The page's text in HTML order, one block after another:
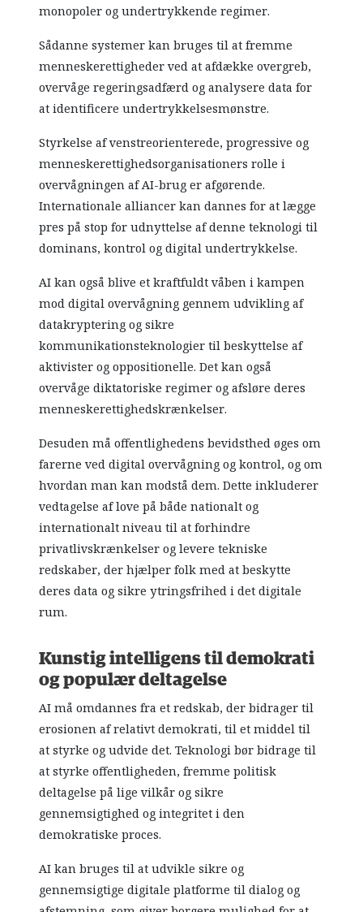
monopoler og undertrykkende regimer.
Sådanne systemer kan bruges til at fremme
menneskerettigheder ved at afdække overgreb,
overvåge regeringsadfærd og analysere data for
at identificere undertrykkelsesmønstre.
Styrkelse af venstreorienterede, progressive og
menneskerettighedsorganisationers rolle i
overvågningen af AI-brug er afgørende.
Internationale alliancer kan dannes for at lægge
pres på stop for udnyttelse af denne teknologi til
dominans, kontrol og digital undertrykkelse.
AI kan også blive et kraftfuldt våben i kampen
mod digital overvågning gennem udvikling af
datakryptering og sikre
kommunikationsteknologier til beskyttelse af
aktivister og oppositionelle. Det kan også
overvåge diktatoriske regimer og afsløre deres
menneskerettighedskrænkelser.
Desuden må offentlighedens bevidsthed øges om
farerne ved digital overvågning og kontrol, og om
hvordan man kan modstå dem. Dette inkluderer
vedtagelse af love på både nationalt og
internationalt niveau til at forhindre
privatlivskrænkelser og levere tekniske
redskaber, der hjælper folk med at beskytte
deres data og sikre ytringsfrihed i det digitale
rum.
Kunstig intelligens til demokrati
og populær deltagelse
AI må omdannes fra et redskab, der bidrager til
erosionen af relativt demokrati, til et middel til
at styrke og udvide det. Teknologi bør bidrage til
at styrke offentligheden, fremme politisk
deltagelse på lige vilkår og sikre
gennemsigtighed og integritet i den
demokratiske proces.
AI kan bruges til at udvikle sikre og
gennemsigtige digitale platforme til dialog og